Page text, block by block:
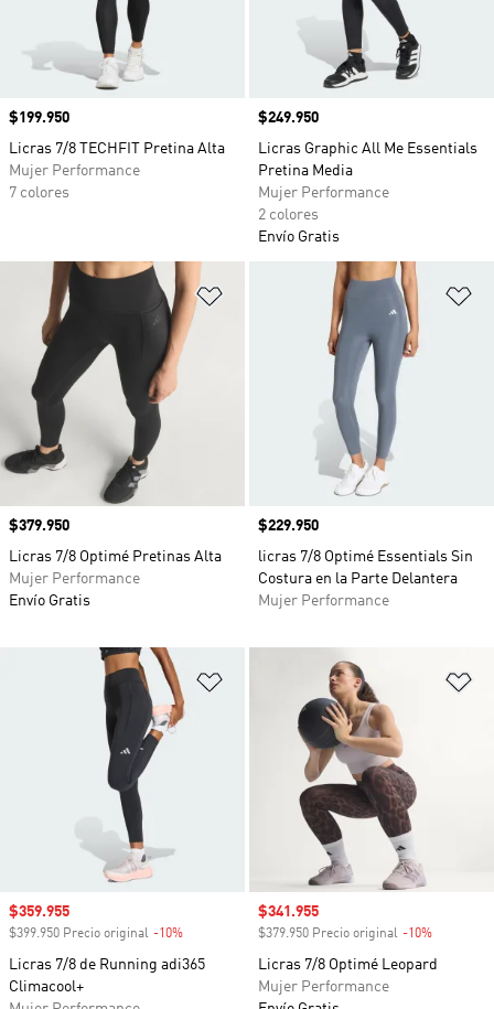
Precio
$199.950
Licras 7/8 TECHFIT Pretina Alta
Mujer Performance
7 colores
Precio
$249.950
Licras Graphic All Me Essentials
Pretina Media
Mujer Performance
2 colores
Envío Gratis
Añadir a la lista de deseos
Precio
$379.950
Licras 7/8 Optimé Pretinas Alta
Mujer Performance
Envío Gratis
Precio
$229.950
licras 7/8 Optimé Essentials Sin
Costura en la Parte Delantera
Mujer Performance
Añadir a la lista de deseos
Precio de venta
$359.955
$399.950 Precio original -10%
Licras 7/8 de Running adi365
Climacool+
Precio de venta
$341.955
$379.950 Precio original -10%
Licras 7/8 Optimé Leopard
Mujer Performance